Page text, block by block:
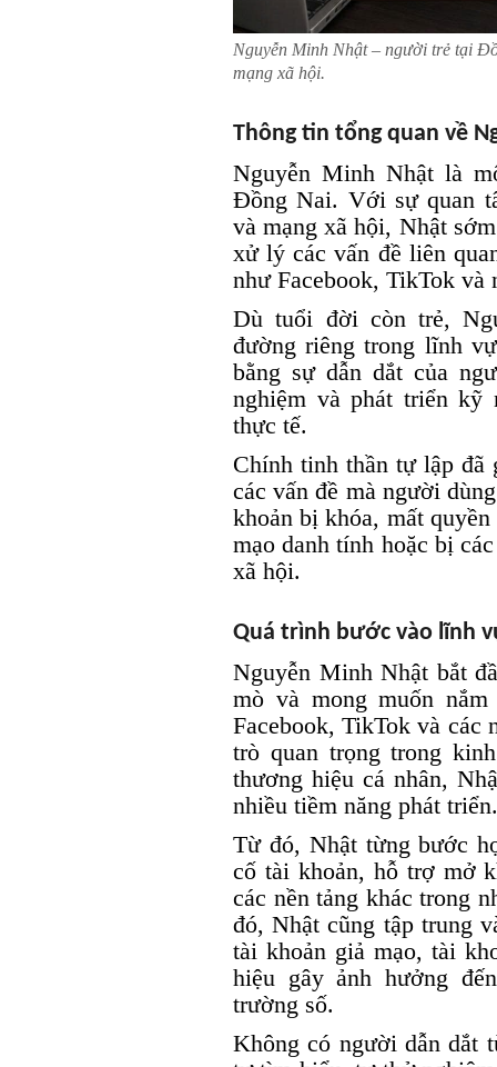
Nguyễn Minh Nhật – người trẻ tại
mạng xã hội.
Thông tin tổng quan về
Nguyễn Minh Nhật là
Đồng Nai. Với sự quan
và mạng xã hội, Nhật
xử lý các vấn đề liên
như Facebook, TikTok và
Dù tuổi đời còn trẻ,
đường riêng trong lĩnh
bằng sự dẫn dắt của
nghiệm và phát triển kỹ
thực tế.
Chính tinh thần tự lập đã
các vấn đề mà người
khoản bị khóa, mất
mạo danh tính hoặc bị
xã hội.
Quá trình bước vào lĩnh
Nguyễn Minh Nhật bắt
mò và mong muốn
Facebook, TikTok và các
trò quan trọng trong
thương hiệu cá nhân,
nhiều tiềm năng phát triển.
Từ đó, Nhật từng bước
cố tài khoản, hỗ trợ mở
các nền tảng khác trong
đó, Nhật cũng tập trung
tài khoản giả mạo, tài
hiệu gây ảnh hưởng
trường số.
Không có người dẫn dắt